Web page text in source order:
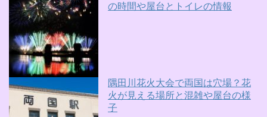
の時間や屋台とトイレの情報
隅田川花火大会で両国は穴場？花
火が見える場所と混雑や屋台の様
子